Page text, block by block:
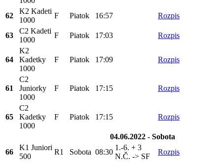
62
K2 Kadeti
1000
F Piatok 16:57 Rozpis
63
C2 Kadeti
1000
F Piatok 17:03 Rozpis
64
K2
Kadetky
1000
F Piatok 17:09 Rozpis
61
C2
Juniorky
1000
F Piatok 17:15 Rozpis
65
C2
Kadetky
1000
F Piatok 17:15 Rozpis
04.06.2022 - Sobota
66
K1 Juniori
500
R1 Sobota 08:30
1.-6. + 3
N.Č. -> SF
Rozpis